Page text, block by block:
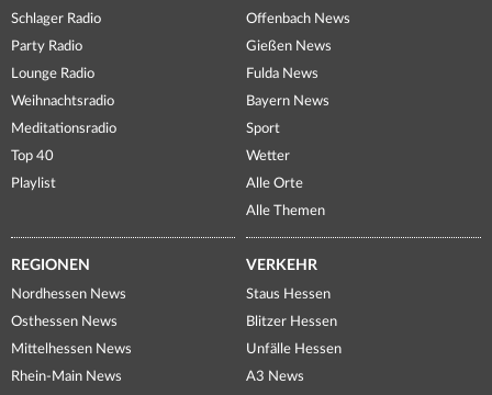
Schlager Radio
Party Radio
Lounge Radio
Weihnachtsradio
Meditationsradio
Top 40
Playlist
Offenbach News
Gießen News
Fulda News
Bayern News
Sport
Wetter
Alle Orte
Alle Themen
REGIONEN
Nordhessen News
Osthessen News
Mittelhessen News
Rhein-Main News
VERKEHR
Staus Hessen
Blitzer Hessen
Unfälle Hessen
A3 News